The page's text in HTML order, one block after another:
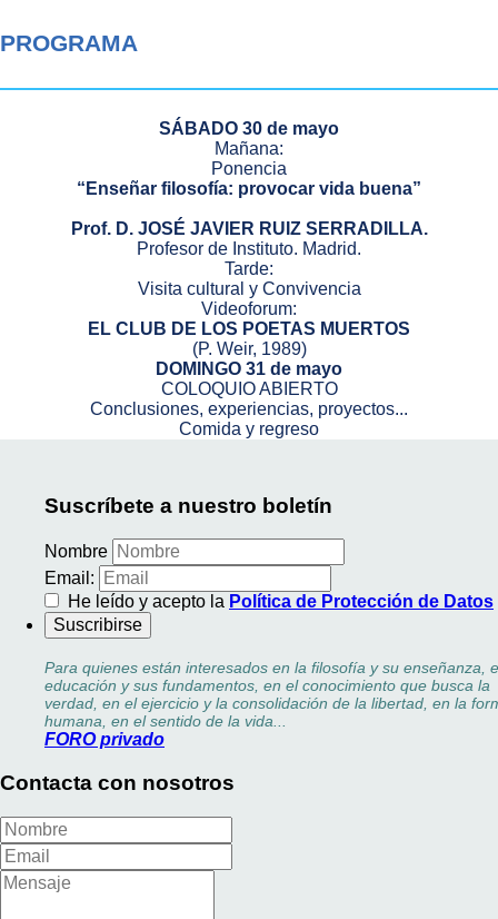
PROGRAMA
SÁBADO 30 de mayo
Mañana:
Ponencia
“Enseñar filosofía: provocar vida buena”
Prof. D. JOSÉ JAVIER RUIZ SERRADILLA.
Profesor de Instituto. Madrid.
Tarde:
Visita cultural y Convivencia
Videoforum:
EL CLUB DE LOS POETAS MUERTOS
(P. Weir, 1989)
DOMINGO 31 de mayo
COLOQUIO ABIERTO
Conclusiones, experiencias, proyectos...
Comida y regreso
Suscríbete a nuestro boletín
Nombre
Email:
He leído y acepto la Política de Protección de Datos
Para quienes están interesados en la filosofía y su enseñanza,
educación y sus fundamentos, en el conocimiento que busca la
verdad, en el ejercicio y la consolidación de la libertad, en la
humana, en el sentido de la vida...
FORO privado
Contacta con nosotros